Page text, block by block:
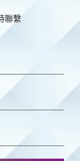
聯繫